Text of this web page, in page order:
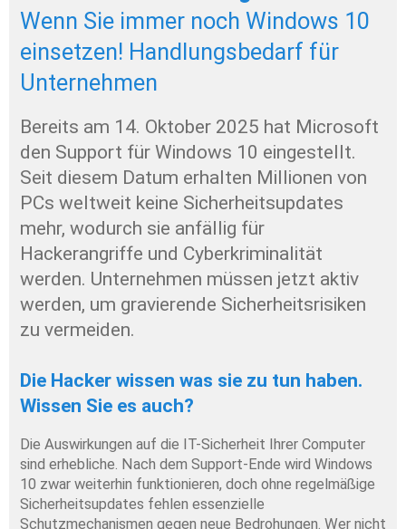
Wenn Sie immer noch Windows 10
einsetzen! Handlungsbedarf für
Unternehmen
Bereits am 14. Oktober 2025 hat Microsoft
den Support für Windows 10 eingestellt.
Seit diesem Datum erhalten Millionen von
PCs weltweit keine Sicherheitsupdates
mehr, wodurch sie anfällig für
Hackerangriffe und Cyberkriminalität
werden. Unternehmen müssen jetzt aktiv
werden, um gravierende Sicherheitsrisiken
zu vermeiden.
Die Hacker wissen was sie zu tun haben.
Wissen Sie es auch?
Die Auswirkungen auf die IT-Sicherheit Ihrer Computer
sind erhebliche. Nach dem Support-Ende wird Windows
10 zwar weiterhin funktionieren, doch ohne regelmäßige
Sicherheitsupdates fehlen essenzielle
Schutzmechanismen gegen neue Bedrohungen. Wer nicht